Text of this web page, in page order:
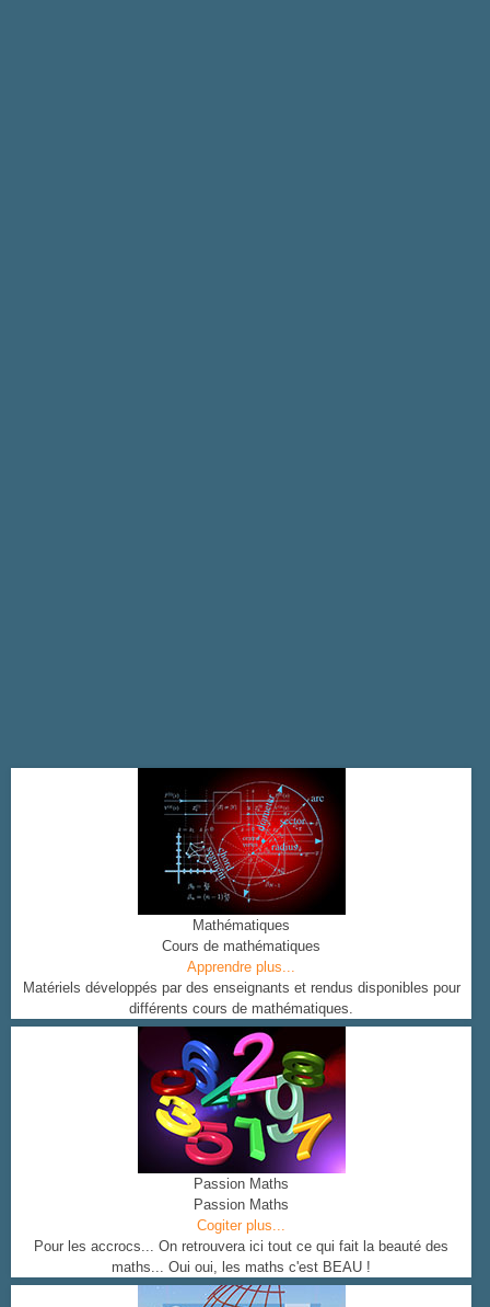
Mathématiques
Cours de mathématiques
Apprendre plus...
Matériels développés par des enseignants et rendus disponibles pour
différents cours de mathématiques.
Passion Maths
Passion Maths
Cogiter plus...
Pour les accrocs... On retrouvera ici tout ce qui fait la beauté des
maths... Oui oui, les maths c'est BEAU !